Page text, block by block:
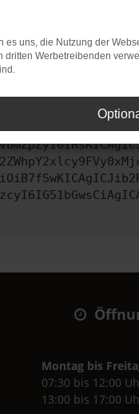
beheben.
auf dem
kann auch
uns bitte. Wir
Montag bis
07:30 bis 12:00
13:00 bis 17:00
es uns, die Nutzung der
dritten Werbetreibenden